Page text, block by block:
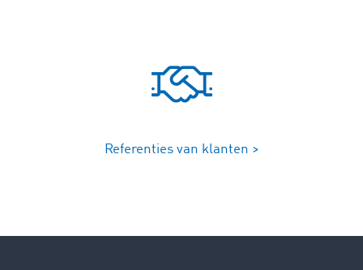
Referenties van klanten >